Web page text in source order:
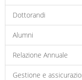
Dottorandi
Alumni
Relazione Annuale
Gestione e